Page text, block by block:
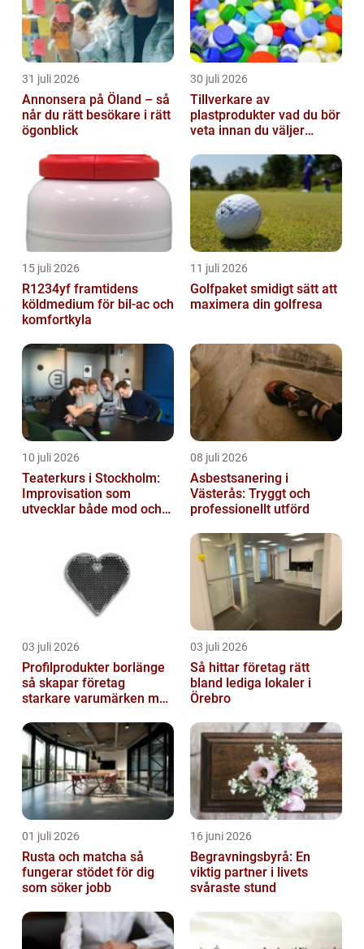
31 juli 2026
Annonsera på Öland – så
når du rätt besökare i rätt
ögonblick
30 juli 2026
Tillverkare av
plastprodukter vad du bör
veta innan du väljer
15 juli 2026
R1234yf framtidens
köldmedium för bil-ac och
komfortkyla
11 juli 2026
Golfpaket smidigt sätt att
maximera din golfresa
10 juli 2026
Teaterkurs i Stockholm:
Improvisation som
utvecklar både mod och
08 juli 2026
Asbestsanering i
Västerås: Tryggt och
professionellt utförd
03 juli 2026
Profilprodukter borlänge
så skapar företag
starkare varumärken med
03 juli 2026
Så hittar företag rätt
bland lediga lokaler i
Örebro
01 juli 2026
Rusta och matcha så
fungerar stödet för dig
som söker jobb
16 juni 2026
Begravningsbyrå: En
viktig partner i livets
svåraste stund